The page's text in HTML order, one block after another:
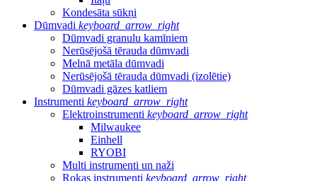
Kondesāta sūkņi
Dūmvadi keyboard_arrow_right
Dūmvadi granulu kamīniem
Nerūsējošā tērauda dūmvadi
Melnā metāla dūmvadi
Nerūsējošā tērauda dūmvadi (izolētie)
Dūmvadi gāzes katliem
Instrumenti keyboard_arrow_right
Elektroinstrumenti keyboard_arrow_right
Milwaukee
Einhell
RYOBI
Multi instrumenti un naži
Rokas instrumenti keyboard_arrow_right